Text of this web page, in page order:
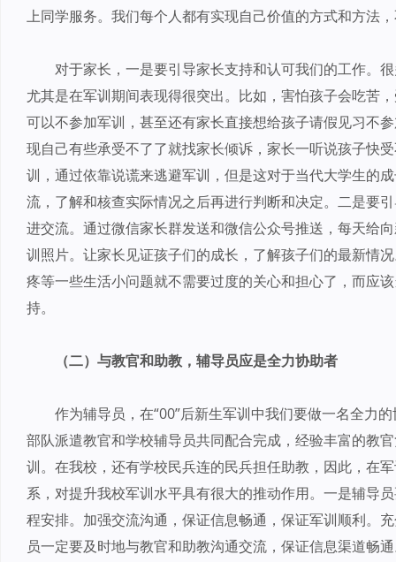
上同学服务。我们每个人都有实现自己价值的方式和方法
对于家长，一是要引导家长支持和认可我们的工作。
尤其是在军训期间表现得很突出。比如，害怕孩子会吃苦
可以不参加军训，甚至还有家长直接想给孩子请假见习不
现自己有些承受不了了就找家长倾诉，家长一听说孩子快
训，通过依靠说谎来逃避军训，但是这对于当代大学生的
流，了解和核查实际情况之后再进行判断和决定。二是要
进交流。通过微信家长群发送和微信公众号推送，每天给
训照片。让家长见证孩子们的成长，了解孩子们的最新情
疼等一些生活小问题就不需要过度的关心和担心了，而应
持。
（二）与教官和助教，辅导员应是全力协助者
作为辅导员，在“00”后新生军训中我们要做一名全力
部队派遣教官和学校辅导员共同配合完成，经验丰富的教
训。在我校，还有学校民兵连的民兵担任助教，因此，在
系，对提升我校军训水平具有很大的推动作用。一是辅导
程安排。加强交流沟通，保证信息畅通，保证军训顺利。
员一定要及时地与教官和助教沟通交流，保证信息渠道畅